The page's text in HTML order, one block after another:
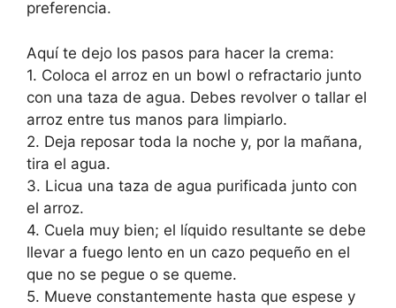
preferencia.
Aquí te dejo los pasos para hacer la crema:
1. Coloca el arroz en un bowl o refractario junto
con una taza de agua. Debes revolver o tallar el
arroz entre tus manos para limpiarlo.
2. Deja reposar toda la noche y, por la mañana,
tira el agua.
3. Licua una taza de agua purificada junto con
el arroz.
4. Cuela muy bien; el líquido resultante se debe
llevar a fuego lento en un cazo pequeño en el
que no se pegue o se queme.
5. Mueve constantemente hasta que espese y